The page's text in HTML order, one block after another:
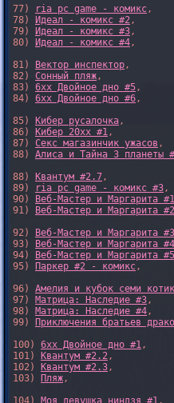
77)
ria pc game - комикс,
78)
Идеал - комикс #2,
79)
Идеал - комикс #3,
80)
Идеал - комикс #4,
81)
Вектор инспектор,
82) Сонный пляж,
83) 6xx Двойное дно #5,
84) 6xx Двойное дно #6,
85)
Кибер русалочка,
86)
Кибер 20xx #1,
87) Секс магазинчик ужасов ,
88) Алиса и Тайна 3 планеты
88)
Квантум #2.7,
89)
ria pc game - комикс #3,
90)
Веб-Мастер и Маргарита #1
91)
Веб-Мастер и Маргарита #2
92)
Веб-Мастер и Маргарита #3
93)
Веб-Мастер и Маргарита #4
94)
Веб-Мастер и Маргарита #5
95)
Паркер #2 - комикс,
96) Амелия и кубок семи
97) Матрица: Наследие #3,
98) Матрица: Наследие #4,
99)
Приключения братьев
100) 6xx Двойное дно #1,
101)
Квантум #2.2,
102)
Квантум #2.3,
103)
Пляж,
104) Моя девушка ниндзя #1,